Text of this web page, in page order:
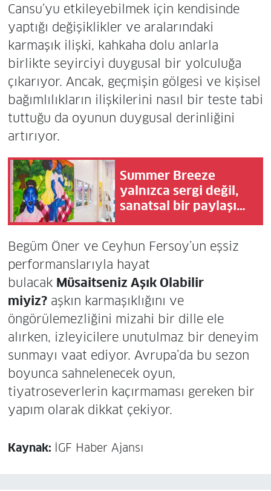
Cansu’yu etkileyebilmek için kendisinde
yaptığı değişiklikler ve aralarındaki
karmaşık ilişki, kahkaha dolu anlarla
birlikte seyirciyi duygusal bir yolculuğa
çıkarıyor. Ancak, geçmişin gölgesi ve kişisel
bağımlılıkların ilişkilerini nasıl bir teste tabi
tuttuğu da oyunun duygusal derinliğini
artırıyor.
Summer Breeze
yalnızca sergi değil,
sanatsal bir paylaşım
Begüm Öner ve Ceyhun Fersoy’un eşsiz
performanslarıyla hayat
bulacak Müsaitseniz Aşık Olabilir
miyiz?aşkın karmaşıklığını ve
öngörülemezliğini mizahi bir dille ele
alırken, izleyicilere unutulmaz bir deneyim
sunmayı vaat ediyor. Avrupa’da bu sezon
boyunca sahnelenecek oyun,
tiyatroseverlerin kaçırmaması gereken bir
yapım olarak dikkat çekiyor.
Kaynak: İGF Haber Ajansı